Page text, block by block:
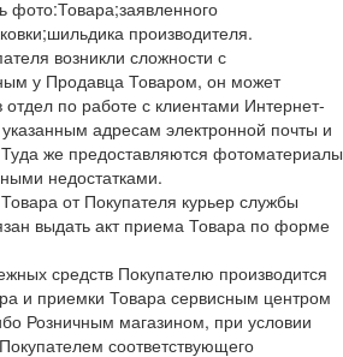
фото:Товара;заявленного
производителя.
возникли сложности с
у Продавца Товаром, он может
отдел по работе с клиентами Интернет-
адресам электронной почты и
же предоставляются фотоматериалы
недостатками.
от Покупателя курьер службы
выдать акт приема Товара по форме
средств Покупателю производится
и приемки Товара сервисным центром
Розничным магазином, при условии
соответствующего